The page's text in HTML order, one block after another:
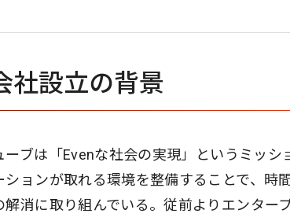
社設立の背景
ーブは「Evenな社会の実現」というミッ
ションが取れる環境を整備することで、時
解消に取り組んでいる。従前よりエンター